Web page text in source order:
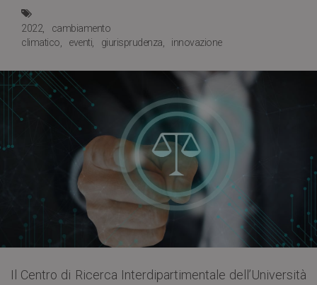
2022
cambiamento
climatico
eventi giurisprudenza innovazione
Il Centro di Ricerca Interdipartimentale dell’Università